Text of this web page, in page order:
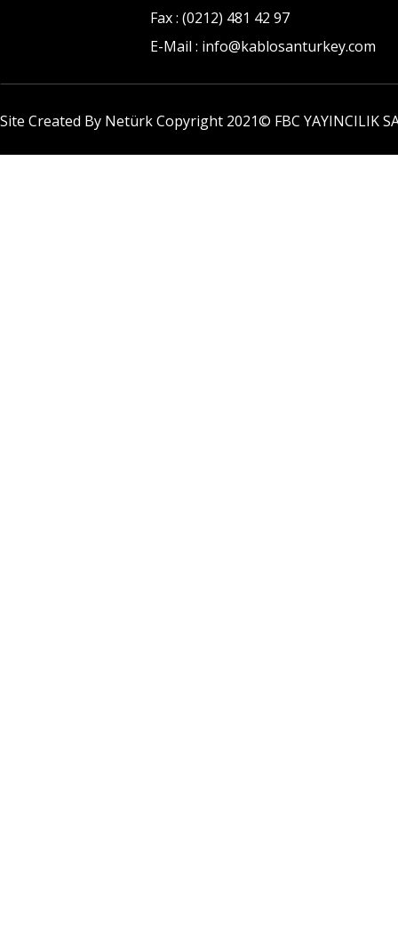
Fax : (0212) 481 42 97
E-Mail : info@kablosanturkey.com
Site Created By Netürk Copyright 2021© FBC YAYINCILIK